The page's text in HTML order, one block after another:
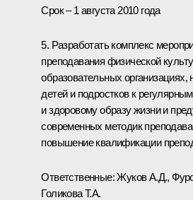
Срок – 1 августа 2010 года
5. Разработать комплекс
преподавания физической
образовательных
детей и подростков к
и здоровому образу жизни и
современных методик
повышение квалификации
Ответственные:Жуков А.Д.,
Голикова Т.А.